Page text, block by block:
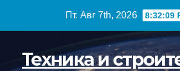
Пт. Авг 7th, 2026 8:32:10
Техника и